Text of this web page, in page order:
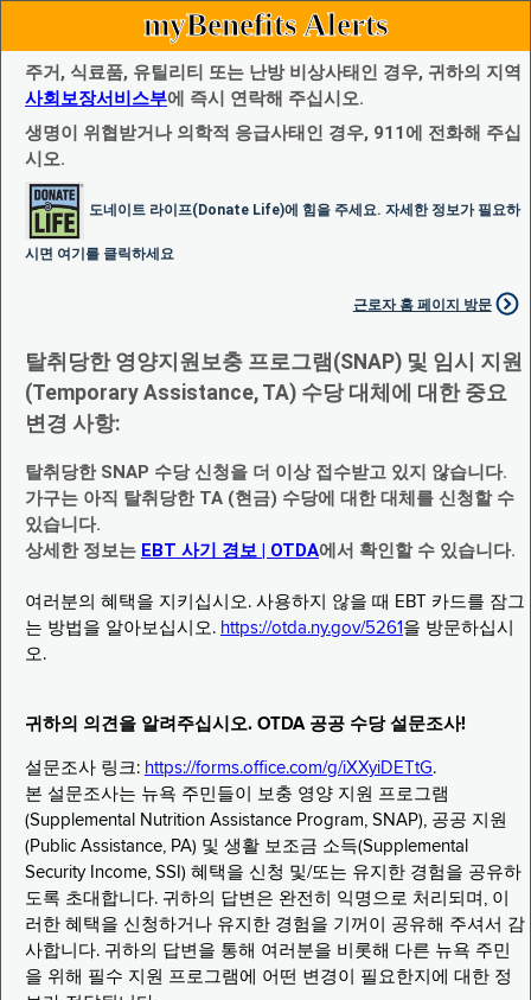
myBenefits Alerts
주거, 식료품, 유틸리티 또는 난방 비상사태인 경우, 귀하의 지역
사회보장서비스부에 즉시 연락해 주십시오.
생명이 위협받거나 의학적 응급사태인 경우, 911에 전화해 주십
시오.
도네이트 라이프(Donate Life)에 힘을 주세요. 자세한 정보가 필요하
시면 여기를 클릭하세요
근로자 홈 페이지 방문
탈취당한 영양지원보충 프로그램(SNAP) 및 임시 지원
(Temporary Assistance, TA) 수당 대체에 대한 중요
변경 사항:
탈취당한 SNAP 수당 신청을 더 이상 접수받고 있지 않습니다.
가구는 아직 탈취당한 TA (현금) 수당에 대한 대체를 신청할 수
있습니다.
상세한 정보는 EBT 사기 경보 | OTDA에서 확인할 수 있습니다.
여러분의 혜택을 지키십시오. 사용하지 않을 때 EBT 카드를 잠그
는 방법을 알아보십시오. https://otda.ny.gov/5261 을 방문하십시
오.
귀하의 의견을 알려주십시오. OTDA 공공 수당 설문조사!
설문조사 링크: https://forms.office.com/g/iXXyiDETtG.
본 설문조사는 뉴욕 주민들이 보충 영양 지원 프로그램
(Supplemental Nutrition Assistance Program, SNAP), 공공 지원
(Public Assistance, PA) 및 생활 보조금 소득(Supplemental
Security Income, SSI) 혜택을 신청 및/또는 유지한 경험을 공유하
도록 초대합니다. 귀하의 답변은 완전히 익명으로 처리되며, 이
러한 혜택을 신청하거나 유지한 경험을 기꺼이 공유해 주셔서 감
사합니다. 귀하의 답변을 통해 여러분을 비롯해 다른 뉴욕 주민
을 위해 필수 지원 프로그램에 어떤 변경이 필요한지에 대한 정